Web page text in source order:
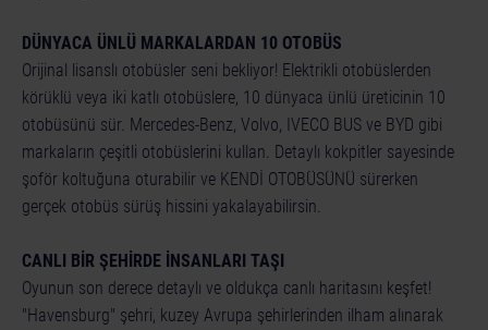
DÜNYACA ÜNLÜ MARKALARDAN 10 OTOBÜS
Orijinal lisanslı otobüsler seni bekliyor! Elektrikli otobüslerden
körüklü veya iki katlı otobüslere, 10 dünyaca ünlü üreticinin 10
otobüsünü sür. Mercedes-Benz, Volvo, IVECO BUS ve BYD gibi
markaların çeşitli otobüslerini kullan. Detaylı kokpitler sayesinde
şoför koltuğuna oturabilir ve KENDİ OTOBÜSÜNÜ sürerken
gerçek otobüs sürüş hissini yakalayabilirsin.
CANLI BİR ŞEHİRDE İNSANLARI TAŞI
Oyunun son derece detaylı ve oldukça canlı haritasını keşfet!
"Havensburg" şehri, kuzey Avrupa şehirlerinden ilham alınarak